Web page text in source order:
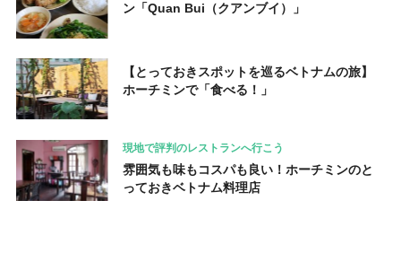
ン「Quan Bui（クアンブイ）」
【とっておきスポットを巡るベトナムの旅】
ホーチミンで「食べる！」
現地で評判のレストランへ行こう
雰囲気も味もコスパも良い！ホーチミンのと
っておきベトナム料理店